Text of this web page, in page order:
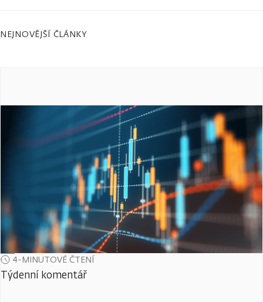
NEJNOVĚJŠÍ ČLÁNKY
4-MINUTOVÉ ČTENÍ
Týdenní komentář